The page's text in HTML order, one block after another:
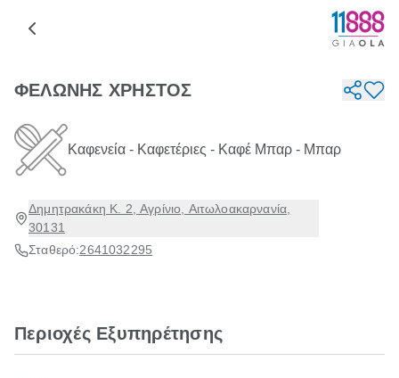
ΦΕΛΩΝΗΣ ΧΡΗΣΤΟΣ
Καφενεία - Καφετέριες - Καφέ Μπαρ - Μπαρ
Δημητρακάκη Κ. 2, Αγρίνιο, Αιτωλοακαρνανία,
30131
Σταθερό:2641032295
Περιοχές Εξυπηρέτησης